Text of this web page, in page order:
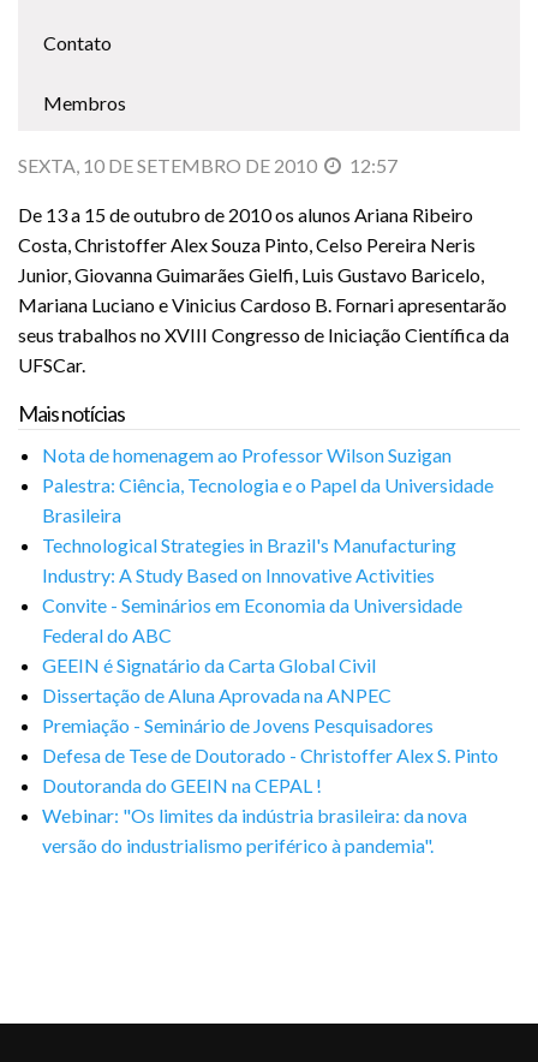
Contato
Membros
SEXTA, 10 DE SETEMBRO DE 2010 12:57
De 13 a 15 de outubro de 2010 os alunos Ariana Ribeiro
Costa, Christoffer Alex Souza Pinto, Celso Pereira Neris
Junior, Giovanna Guimarães Gielfi, Luis Gustavo Baricelo,
Mariana Luciano e Vinicius Cardoso B. Fornari apresentarão
seus trabalhos no XVIII Congresso de Iniciação Científica da
UFSCar.
Mais notícias
Nota de homenagem ao Professor Wilson Suzigan
Palestra: Ciência, Tecnologia e o Papel da Universidade
Brasileira
Technological Strategies in Brazil's Manufacturing
Industry: A Study Based on Innovative Activities
Convite - Seminários em Economia da Universidade
Federal do ABC
GEEIN é Signatário da Carta Global Civil
Dissertação de Aluna Aprovada na ANPEC
Premiação - Seminário de Jovens Pesquisadores
Defesa de Tese de Doutorado - Christoffer Alex S. Pinto
Doutoranda do GEEIN na CEPAL !
Webinar: "Os limites da indústria brasileira: da nova
versão do industrialismo periférico à pandemia".